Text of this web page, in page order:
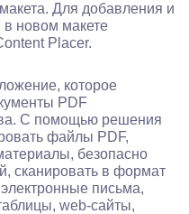
Для добавления и
новом макете
Placer.
которое
PDF
С помощью решения
файлы PDF,
безопасно
сканировать в формат
письма,
web-сайты,